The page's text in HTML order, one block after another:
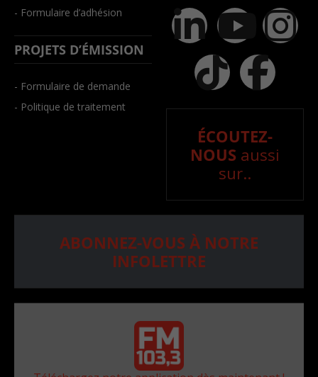
- Formulaire d’adhésion
PROJETS D’ÉMISSION
- Formulaire de demande
- Politique de traitement
ÉCOUTEZ-
NOUS aussi
sur..
ABONNEZ-VOUS À NOTRE
INFOLETTRE